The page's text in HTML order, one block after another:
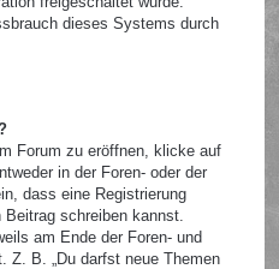
dieses Systems durch
Forum zu eröffnen, klicke auf
in der Foren- oder der
dass eine Registrierung
schreiben kannst.
am Ende der Foren- und
Z. B. „Du darfst neue Themen